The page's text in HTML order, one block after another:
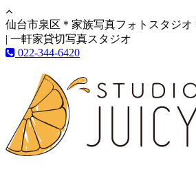
仙台市泉区＊家族写真フォトスタジ
| 一軒家貸切写真スタジオ
022-344-6420